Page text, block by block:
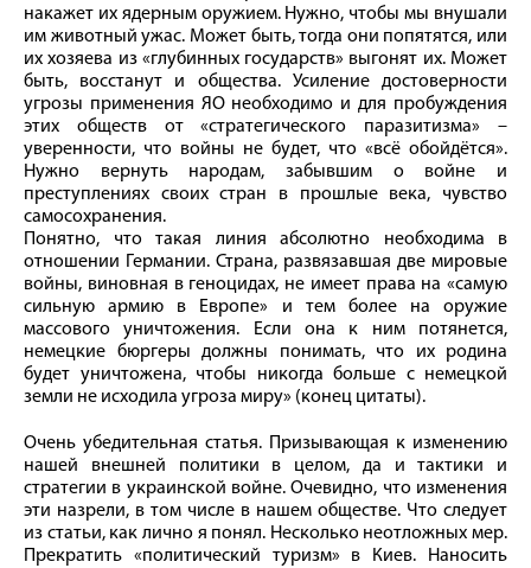
накажет их ядерным оружием. Нужно, чтобы мы внушали
им животный ужас. Может быть, тогда они попятятся, или
их хозяева из «глубинных государств» выгонят их. Может
быть, восстанут и общества. Усиление достоверности
угрозы применения ЯО необходимо и для пробуждения
этих обществ от «стратегического паразитизма» –
уверенности, что войны не будет, что «всё обойдётся».
Нужно вернуть народам, забывшим о войне и
преступлениях своих стран в прошлые века, чувство
самосохранения.
Понятно, что такая линия абсолютно необходима в
отношении Германии. Страна, развязавшая две мировые
войны, виновная в геноцидах, не имеет права на «самую
сильную армию в Европе» и тем более на оружие
массового уничтожения. Если она к ним потянется,
немецкие бюргеры должны понимать, что их родина
будет уничтожена, чтобы никогда больше с немецкой
земли не исходила угроза миру» (конец цитаты).
Очень убедительная статья. Призывающая к изменению
нашей внешней политики в целом, да и тактики и
стратегии в украинской войне. Очевидно, что изменения
эти назрели, в том числе в нашем обществе. Что следует
из статьи, как лично я понял. Несколько неотложных мер.
Прекратить «политический туризм» в Киев. Наносить